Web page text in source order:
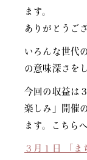
ます。
ありがとうご
いろんな世代
の意味深さを
今回の収益は
楽しみ」開催
ます。こちら
３月１日 「ま